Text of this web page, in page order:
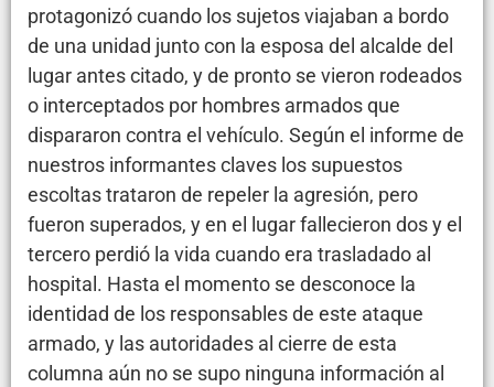
protagonizó cuando los sujetos viajaban a bordo
de una unidad junto con la esposa del alcalde del
lugar antes citado, y de pronto se vieron rodeados
o interceptados por hombres armados que
dispararon contra el vehículo. Según el informe de
nuestros informantes claves los supuestos
escoltas trataron de repeler la agresión, pero
fueron superados, y en el lugar fallecieron dos y el
tercero perdió la vida cuando era trasladado al
hospital. Hasta el momento se desconoce la
identidad de los responsables de este ataque
armado, y las autoridades al cierre de esta
columna aún no se supo ninguna información al